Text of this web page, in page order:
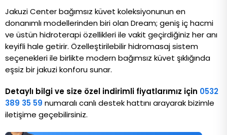
Jakuzi Center bağımsız küvet koleksiyonunun en
donanımlı modellerinden biri olan Dream; geniş iç hacmi
ve üstün hidroterapi özellikleri ile vakit geçirdiğiniz her anı
keyifli hale getirir. Özelleştirilebilir hidromasaj sistem
seçenekleri ile birlikte modern bağımsız küvet şıklığında
eşsiz bir jakuzi konforu sunar.
Detaylı bilgi ve size özel indirimli fiyatlarımız için 0532
389 35 59 numaralı canlı destek hattını arayarak bizimle
iletişime geçebilirsiniz.